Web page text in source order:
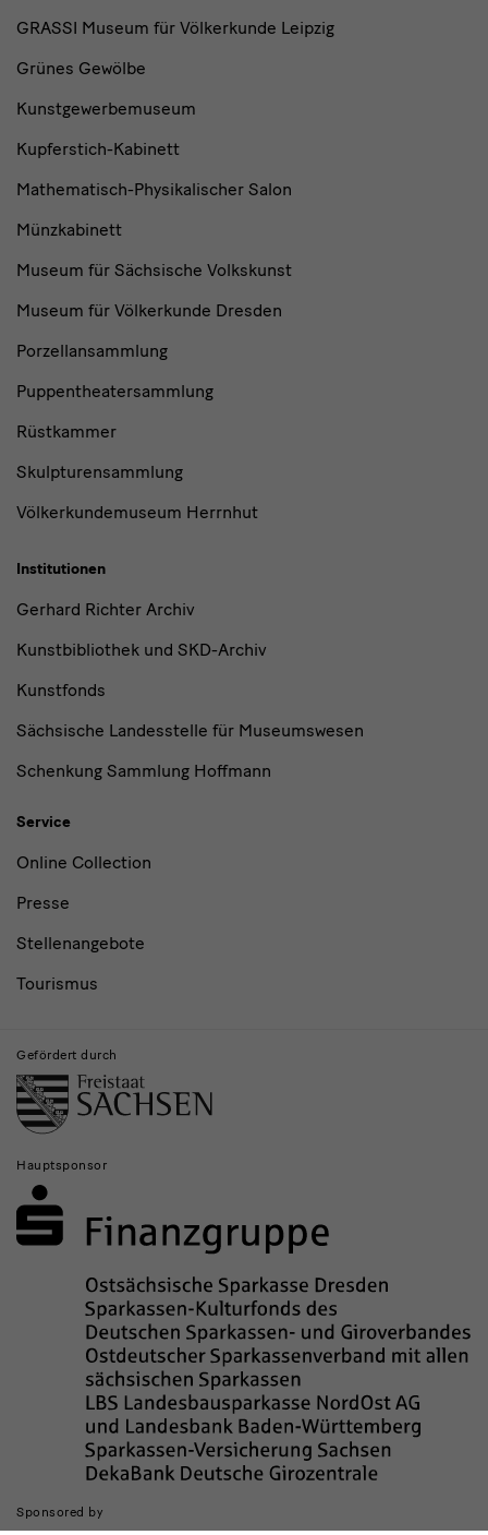
GRASSI Museum für Völkerkunde Leipzig
Grünes Gewölbe
Kunstgewerbemuseum
Kupferstich-Kabinett
Mathematisch-Physikalischer Salon
Münzkabinett
Museum für Sächsische Volkskunst
Museum für Völkerkunde Dresden
Porzellansammlung
Puppentheatersammlung
Rüstkammer
Skulpturensammlung
Völkerkundemuseum Herrnhut
Institutionen
Gerhard Richter Archiv
Kunstbibliothek und SKD-Archiv
Kunstfonds
Sächsische Landesstelle für Museumswesen
Schenkung Sammlung Hoffmann
Service
Online Collection
Presse
Stellenangebote
Tourismus
Gefördert durch
Hauptsponsor
Sponsored by